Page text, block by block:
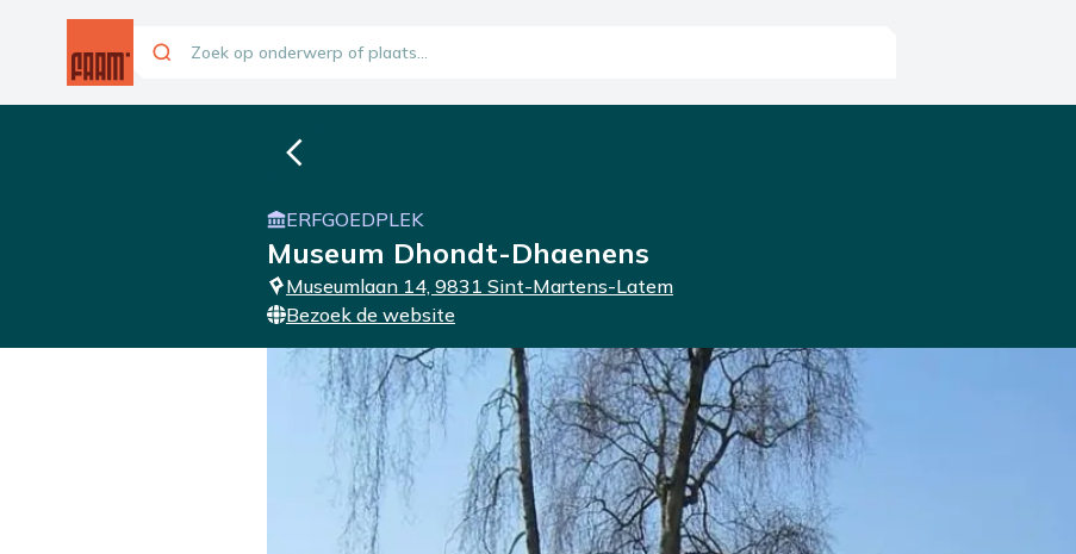
ERFGOEDPLEK
Museum Dhondt-Dhaenens
Museumlaan 14, 9831 Sint-Martens-Latem
Bezoek de website